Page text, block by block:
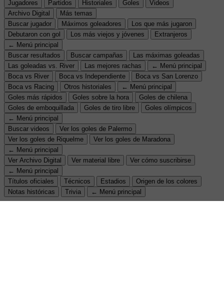
Jugadores Partidos Historiales Goles
Videos
Archivo Digital
Más temas
Buscar jugador
Máximos goleadores
Los que más jugaron
Debutaron con gol
Los más viejos y jóvenes
Extranjeros
← Menú principal
Buscar resultados
Buscar campañas
Las máximas goleadas
Las goleadas vs. River
Las mejores rachas
← Menú principal
Boca vs River
Boca vs Independiente
Boca vs San Lorenzo
Boca vs Racing
Otros historiales
← Menú principal
Goles más rápidos
Goles sobre la hora
Goles de chilena
Goles de emboquillada
Goles de tiro libre
Goles olímpicos
← Menú principal
Buscar videos
Ver los goles de Palermo
Ver los goles de Riquelme
Ver los goles de Maradona
← Menú principal
Ver Archivo Digital
Ver material libre
Ver cómo suscribirse
← Menú principal
Títulos oficiales
Técnicos Estadios
Origen de los colores
Notas históricas
Trivia ← Menú principal